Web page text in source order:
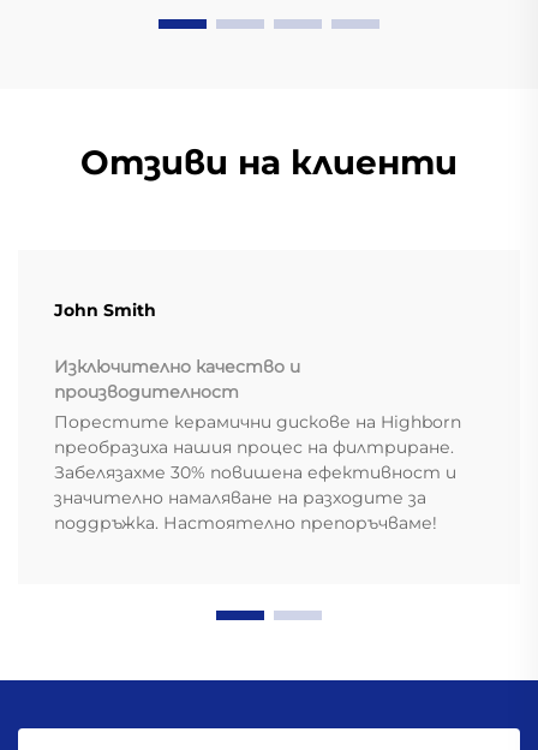
Отзиви на клиенти
John Smith
Изключително качество и
производителност
Порестите керамични дискове на Highborn
преобразиха нашия процес на филтриране.
Забелязахме 30% повишена ефективност и
значително намаляване на разходите за
поддръжка. Настоятелно препоръчваме!